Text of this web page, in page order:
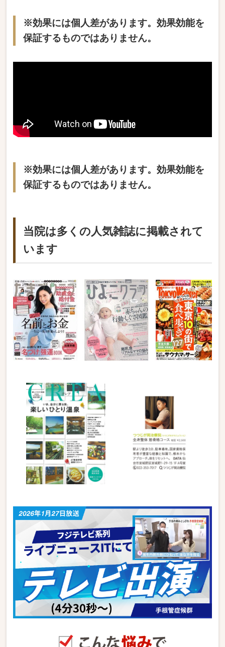
※効果には個人差があります。効果効能を
保証するものではありません。
※効果には個人差があります。効果効能を
保証するものではありません。
当院は多くの人気雑誌に掲載されて
います